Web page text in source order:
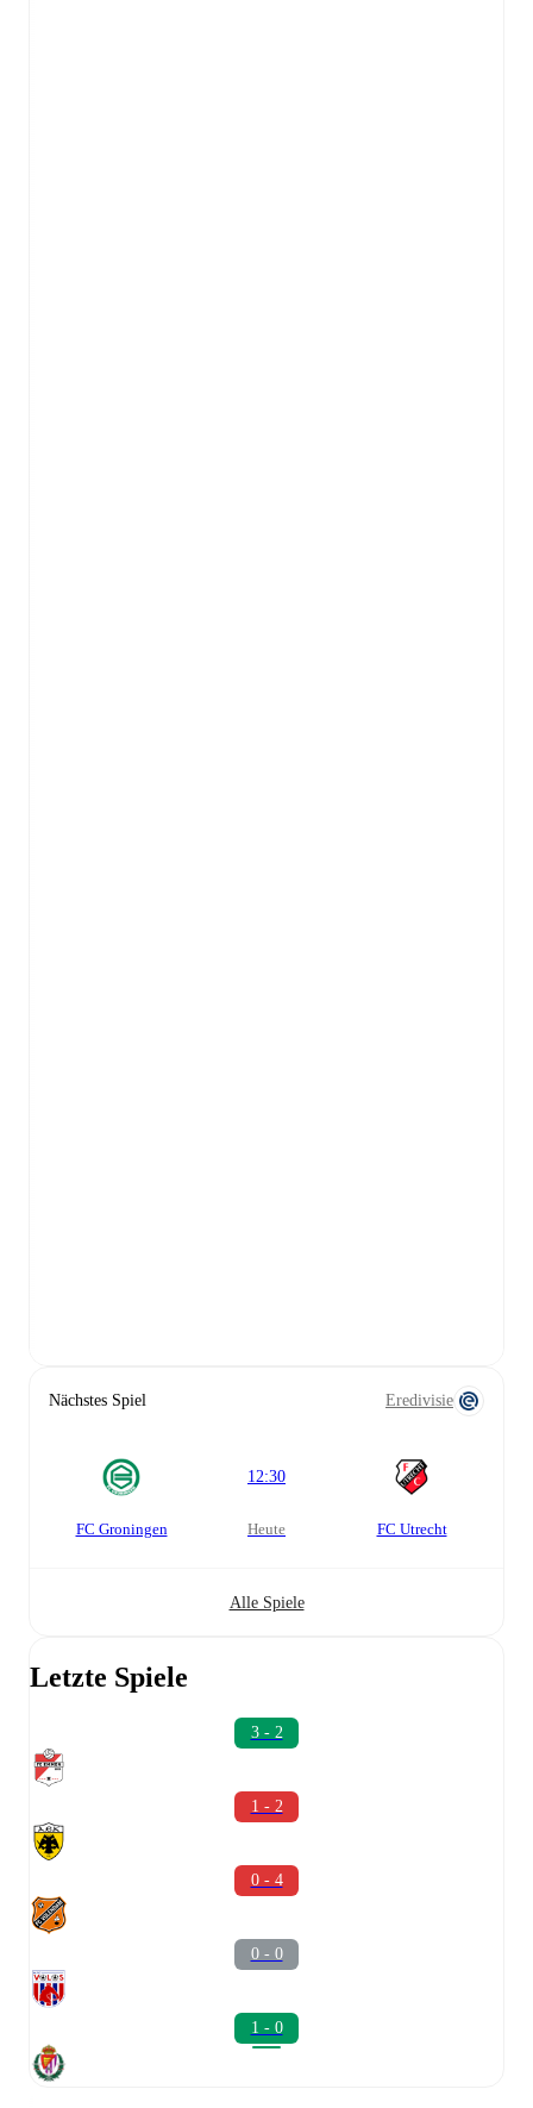
Nächstes Spiel Eredivisie
FC Groningen
12:30
heute FC Utrecht
Alle Spiele
Letzte Spiele
3 - 2
1 - 2
0 - 4
0 - 0
1 - 0